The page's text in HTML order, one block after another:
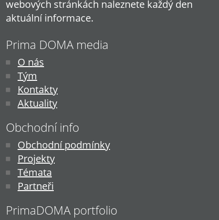
webových stránkách naleznete každý den
aktuální informace.
Prima DOMA media
O nás
Tým
Kontakty
Aktuality
Obchodní info
Obchodní podmínky
Projekty
Témata
Partneři
PrimaDOMA portfolio